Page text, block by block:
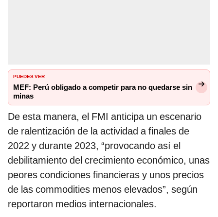
PUEDES VER
MEF: Perú obligado a competir para no quedarse sin
minas
De esta manera, el FMI anticipa un escenario
de ralentización de la actividad a finales de
2022 y durante 2023, “provocando así el
debilitamiento del crecimiento económico, unas
peores condiciones financieras y unos precios
de las commodities menos elevados”, según
reportaron medios internacionales.